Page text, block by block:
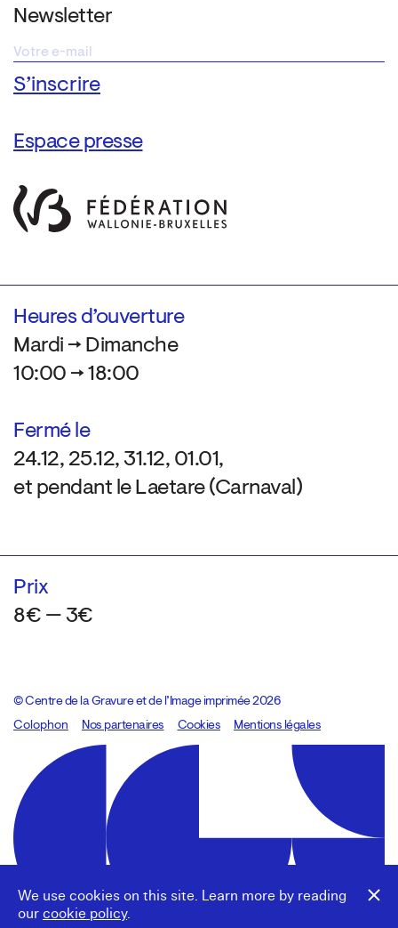
We use cookies on this site. Learn more by reading
our cookie policy.
Newsletter
Espace presse
Heures d’ouverture
Mardi → Dimanche
10:00 → 18:00
Fermé le
24.12, 25.12, 31.12, 01.01,
et pendant le Laetare (Carnaval)
Prix
8€ — 3€
© Centre de la Gravure et de l’Image imprimée 2026
Colophon
Design:Marcel Kaczmarek, code:8080.studio
Nos partenaires Cookies Mentions légales